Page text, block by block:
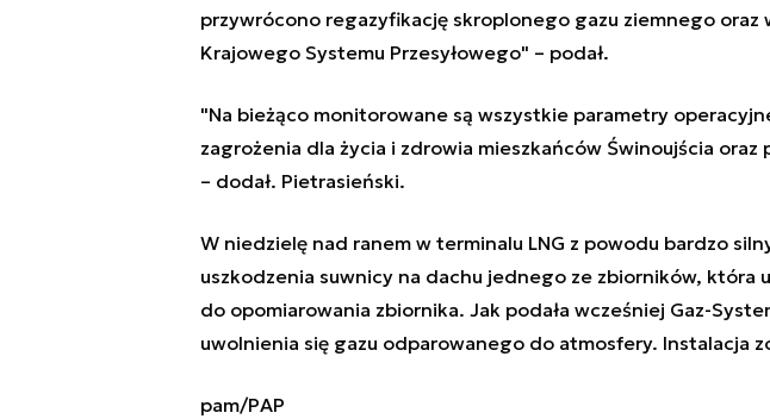
przywrócono regazyfikację skroplonego gazu ziemnego oraz
Krajowego Systemu Przesyłowego" – podał.
"Na bieżąco monitorowane są wszystkie parametry
zagrożenia dla życia i zdrowia mieszkańców Świnoujścia oraz
– dodał. Pietrasieński.
W niedzielę nad ranem w terminalu LNG z powodu bardzo
uszkodzenia suwnicy na dachu jednego ze zbiorników, która
do opomiarowania zbiornika. Jak podała wcześniej Gaz-
uwolnienia się gazu odparowanego do atmosfery. Instalacja
pam/PAP